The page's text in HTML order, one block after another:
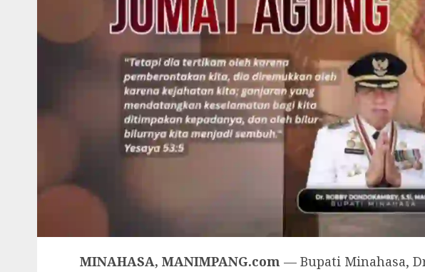
MINAHASA, MANIMPANG.com — Bupati Minahasa,